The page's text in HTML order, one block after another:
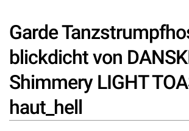
Garde
blickdicht von
Shimmery LIGHT
haut_hell